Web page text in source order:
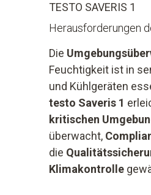
TESTO SAVERIS 1
Herausforderungen
Die
Feuchtigkeit ist in
und Kühlgeräten
testo Saveris 1
kritischen
überwacht,
die
Klimakontrolle